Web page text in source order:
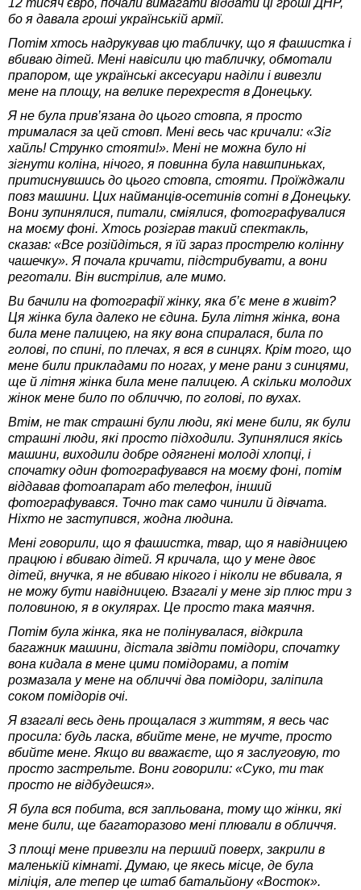
12 тисяч євро, почали вимагати віддати ці гроші ДНР,
бо я давала гроші українській армії.
Потім хтось надрукував цю табличку, що я фашистка і
вбиваю дітей. Мені навісили цю табличку, обмотали
прапором, ще українські аксесуари наділи і вивезли
мене на площу, на велике перехрестя в Донецьку.
Я не була прив’язана до цього стовпа, я просто
трималася за цей стовп. Мені весь час кричали: «Зіг
хайль! Струнко стояти!». Мені не можна було ні
зігнути коліна, нічого, я повинна була навшпиньках,
притиснувшись до цього стовпа, стояти. Проїжджали
повз машини. Цих найманців-осетинів сотні в Донецьку.
Вони зупинялися, питали, сміялися, фотографувалися
на моєму фоні. Хтось розіграв такий спектакль,
сказав: «Все розійдіться, я їй зараз прострелю колінну
чашечку». Я почала кричати, підстрибувати, а вони
реготали. Він вистрілив, але мимо.
Ви бачили на фотографії жінку, яка б’є мене в живіт?
Ця жінка була далеко не єдина. Була літня жінка, вона
била мене палицею, на яку вона спиралася, била по
голові, по спині, по плечах, я вся в синцях. Крім того, що
мене били прикладами по ногах, у мене рани з синцями,
ще й літня жінка била мене палицею. А скільки молодих
жінок мене било по обличчю, по голові, по вухах.
Втім, не так страшні були люди, які мене били, як були
страшні люди, які просто підходили. Зупинялися якісь
машини, виходили добре одягнені молоді хлопці, і
спочатку один фотографувався на моєму фоні, потім
віддавав фотоапарат або телефон, інший
фотографувався. Точно так само чинили й дівчата.
Ніхто не заступився, жодна людина.
Мені говорили, що я фашистка, твар, що я навідницею
працюю і вбиваю дітей. Я кричала, що у мене двоє
дітей, внучка, я не вбиваю нікого і ніколи не вбивала, я
не можу бути навідницею. Взагалі у мене зір плюс три з
половиною, я в окулярах. Це просто така маячня.
Потім була жінка, яка не полінувалася, відкрила
багажник машини, дістала звідти помідори, спочатку
вона кидала в мене цими помідорами, а потім
розмазала у мене на обличчі два помідори, заліпила
соком помідорів очі.
Я взагалі весь день прощалася з життям, я весь час
просила: будь ласка, вбийте мене, не мучте, просто
вбийте мене. Якщо ви вважаєте, що я заслуговую, то
просто застрельте. Вони говорили: «Суко, ти так
просто не відбудешся».
Я була вся побита, вся запльована, тому що жінки, які
мене били, ще багаторазово мені плювали в обличчя.
З площі мене привезли на перший поверх, закрили в
маленькій кімнаті. Думаю, це якесь місце, де була
міліція, але тепер це штаб батальйону «Восток».